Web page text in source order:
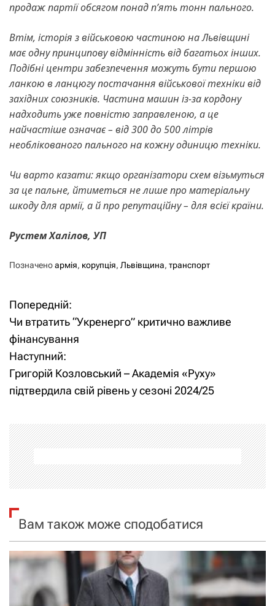
продаж партії обсягом понад п’ять тонн пального.
Втім, історія з військовою частиною на Львівщині
має одну принципову відмінність від багатьох інших.
Подібні центри забезпечення можуть бути першою
ланкою в ланцюгу постачання військової техніки від
західних союзників. Частина машин із-за кордону
надходить уже повністю заправленою, а це
найчастіше означає – від 300 до 500 літрів
необлікованого пального на кожну одиницю техніки.
Чи варто казати: якщо організатори схем візьмуться
за це пальне, йтиметься не лише про матеріальну
шкоду для армії, а й про репутаційну – для всієї країни.
Рустем Халілов, УП
Позначеноармія, корупція, Львівщина, транспорт
Н
а
в
і
а
ц
і
я
з
а
Попередній:
Чи втратить “Укренерго” критично важливе
фінансування
Наступний:
Григорій Козловський – Академія «Руху»
підтвердила свій рівень у сезоні 2024/25
Вам також може сподобатися